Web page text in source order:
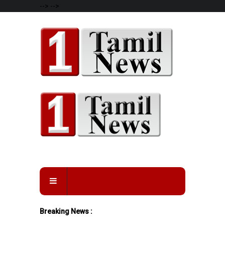
--> -->
Breaking News :